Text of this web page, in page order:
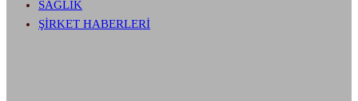
SAĞLIK
ŞİRKET HABERLERİ